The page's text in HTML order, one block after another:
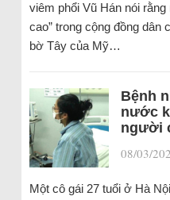
viêm phổi Vũ Hán nói
cao” trong cộng đồng dân
bờ Tây của Mỹ…
Bệnh
nước
người
08/03/
Một cô gái 27 tuổi ở Hà